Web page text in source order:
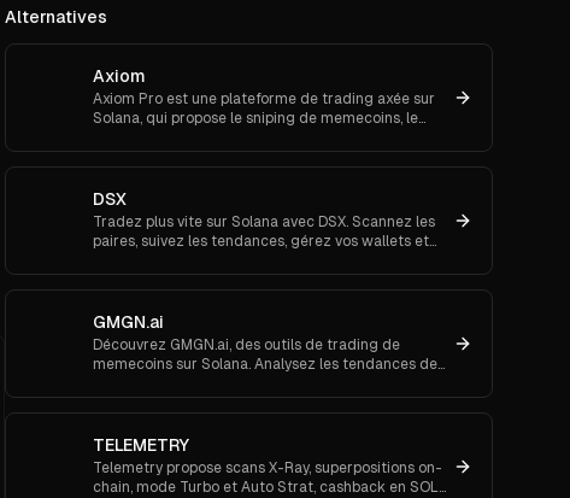
Alternatives
Axiom
Axiom Pro est une plateforme de trading axée sur
Solana, qui propose le sniping de memecoins, le
DSX
Tradez plus vite sur Solana avec DSX. Scannez les
paires, suivez les tendances, gérez vos wallets et
vous.
GMGN.ai
Découvrez GMGN.ai, des outils de trading de
memecoins sur Solana. Analysez les tendances de
swaps inter-chaînes.
TELEMETRY
Telemetry propose scans X-Ray, superpositions on-
chain, mode Turbo et Auto Strat, cashback en SOL